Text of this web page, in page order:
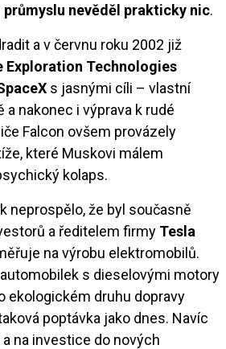
nevěděl prakticky nic.
a v červnu roku 2002 již
Exploration Technologies
s jasnými cíli – vlastní
a nakonec i výprava k rudé
Falcon ovšem provázely
které Muskovi málem
kolaps.
neprospělo, že byl současně
a ředitelem firmy Tesla
na výrobu elektromobilů.
s dieselovými motory
ekologickém druhu dopravy
poptávka jako dnes. Navíc
na investice do nových